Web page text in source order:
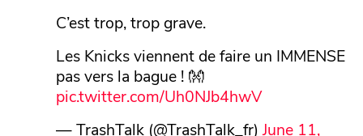
C’est trop, trop grave.
Les Knicks viennent de faire un IMMENSE
pas vers la bague ! 👐
pic.twitter.com/Uh0NJb4hwV
— TrashTalk (@TrashTalk_fr) June 11,